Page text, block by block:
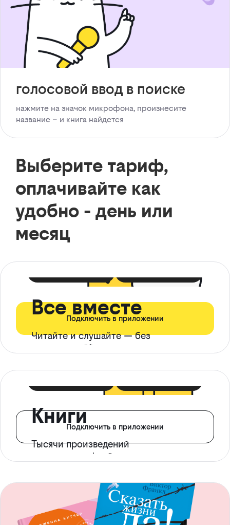
голосовой ввод в поиске
нажмите на значок микрофона, произнесите
название – и книга найдется
Выберите тариф,
оплачивайте как
удобно - день или
месяц
Все вместе
Читайте и слушайте — без
ограничений*
Подключить в приложении
Книги
Тысячи произведений
с доступом офлайн
Подключить в приложении